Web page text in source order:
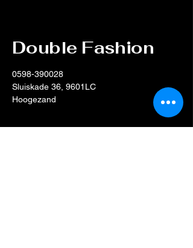
Double Fashion
0598-390028
Sluiskade 36, 9601LC
Hoogezand